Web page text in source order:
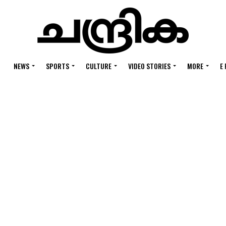
NEWS SPORTS CULTURE VIDEO STORIES MORE E